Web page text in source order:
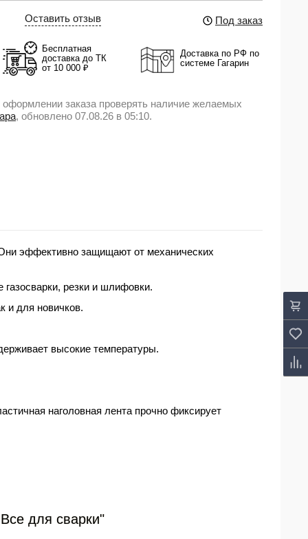
Оставить отзыв Под заказ
Бесплатная
доставка до ТК
от 10 000 ₽
Доставка по РФ по
системе Гагарин
заказа проверять наличие желаемых
, обновлено 07.08.26 в 05:10.
эффективно защищают от механических
резки и шлифовки.
и для новичков.
высокие температуры.
наголовная лента прочно фиксирует
для сварки"